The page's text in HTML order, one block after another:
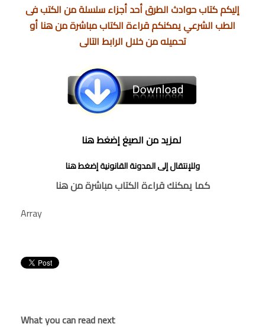
إليكم كتاب حوادث الطرق أحد أجزاء سلسلة من الكتب فى
الطب الشرعي يمكنكم قراءة الكتاب مباشرة من هنا أو
تحميله من خلال الرابط التالى
لمزيد من الصيغ إضغط هنا
وللإنتقال إلى المدونة القانونيةإضغط هنا
كما يمكنك قراءة الكتاب مباشرة من هنا
Array
What you can read next